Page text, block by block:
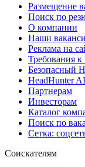
Размещение
Поиск по
О компании
Наши
Реклама на
Требования
Безопасный
HeadHunter
Партнерам
Инвесторам
Каталог
Поиск по
Сетка:
Соискателям